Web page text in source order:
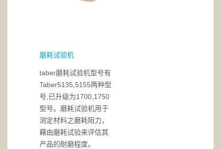
磨耗试验机
taber磨耗试验机型号有
Taber5135,5155两种型
号,已升级为1700,1750
型号。磨耗试验机用于
测定材料之磨耗阻力，
藉由磨耗试验来评估其
产品的耐磨程度。